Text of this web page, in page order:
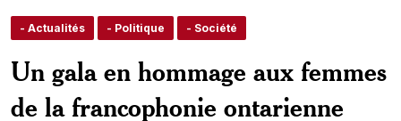
- Actualités - Politique - Société
Un gala en hommage aux femmes
de la francophonie ontarienne